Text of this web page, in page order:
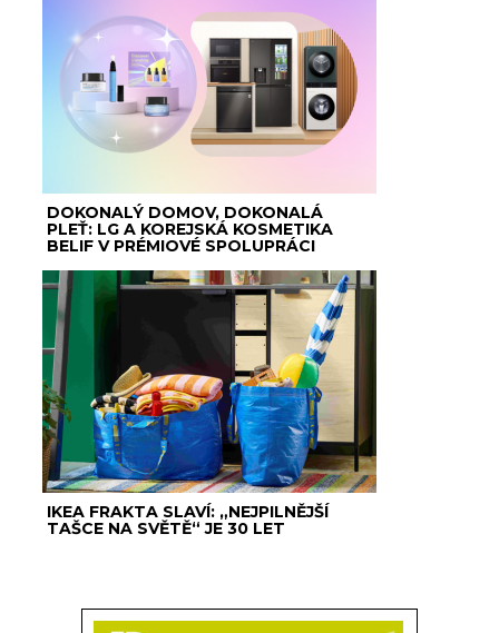
DOKONALÝ DOMOV, DOKONALÁ
PLEŤ: LG A KOREJSKÁ KOSMETIKA
BELIF V PRÉMIOVÉ SPOLUPRÁCI
IKEA FRAKTA SLAVÍ: „NEJPILNĚJŠÍ
TAŠCE NA SVĚTĚ“ JE 30 LET